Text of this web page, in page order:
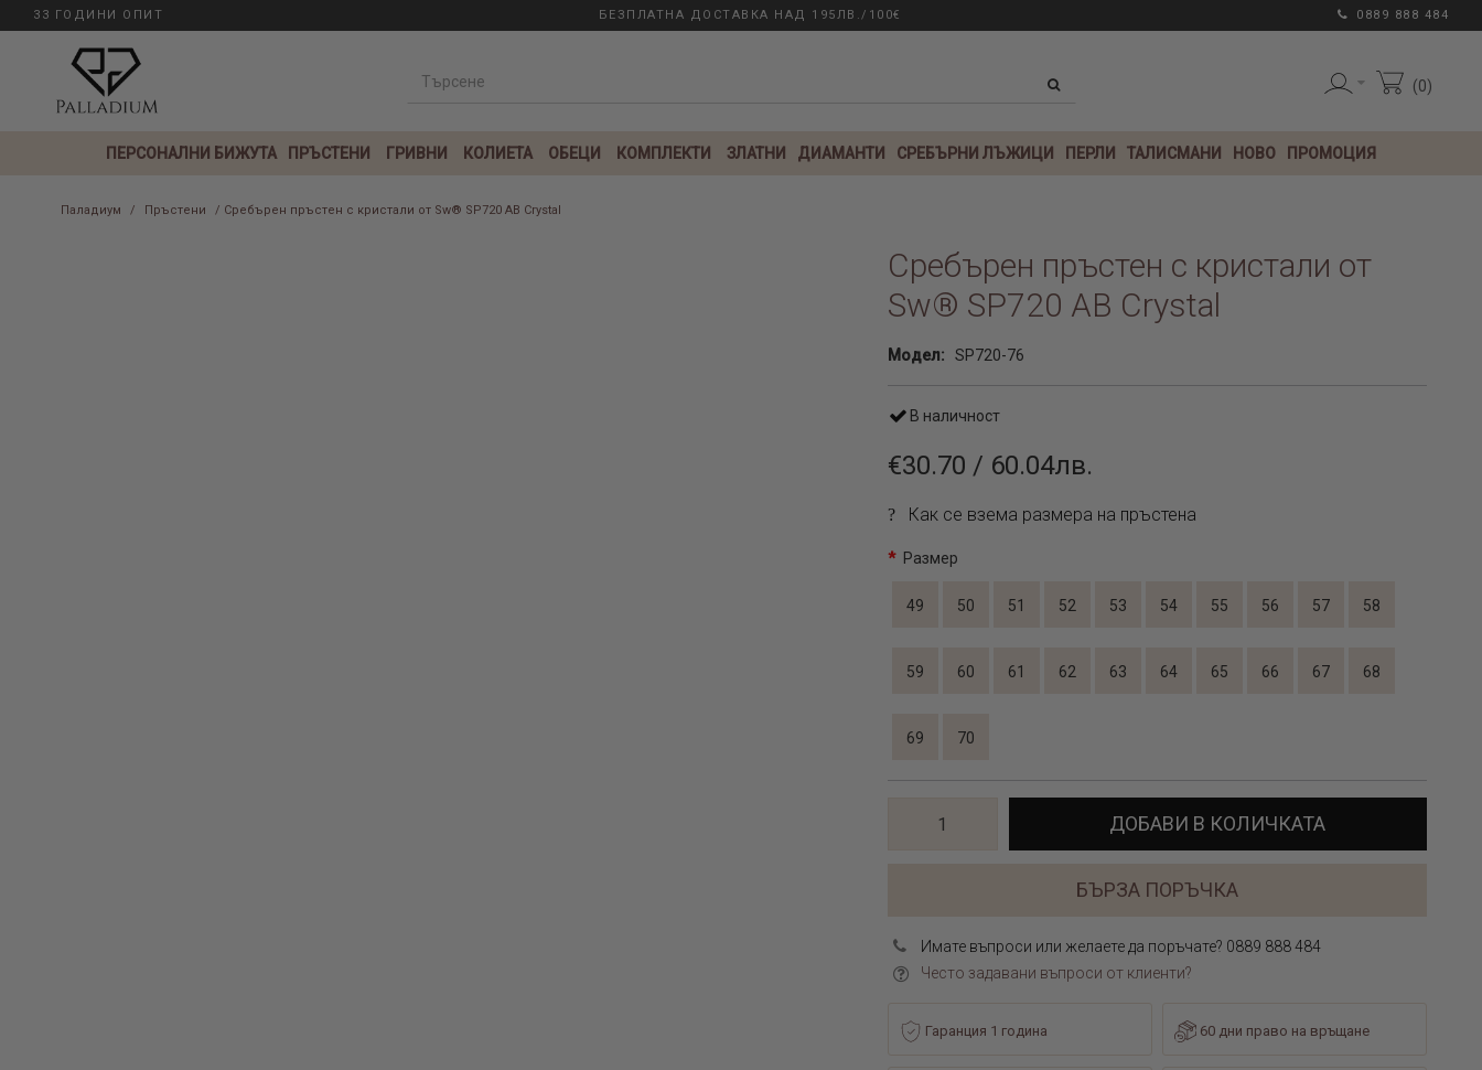
33 ГОДИНИ ОПИТ БЕЗПЛАТНА ДОСТАВКА НАД 195ЛВ./100€ 0889 888 484
0
ПЕРСОНАЛНИ БИЖУТА ПРЪСТЕНИ ГРИВНИ КОЛИЕТА ОБЕЦИ КОМПЛЕКТИ ЗЛАТНИ ДИАМАНТИ СРЕБЪРНИ ЛЪЖИЦИ ПЕРЛИ ТАЛИСМАНИ НОВО ПРОМОЦИЯ
Паладиум / Пръстени / Сребърен пръстен с кристали от Sw® SP720 AB Crystal
Сребърен пръстен с кристали от
Sw® SP720 AB Crystal
Модел: SP720-76
В наличност
€30.70 / 60.04лв.
Как се взема размера на пръстена
Размер
49 50 51 52 53 54 55 56 57 58
59 60 61 62 63 64 65 66 67 68
69 70
ДОБАВИ В КОЛИЧКАТА
БЪРЗА ПОРЪЧКА
Имате въпроси или желаете да поръчате? 0889 888 484
Често задавани въпроси от клиенти?
Гаранция 1 година 60 дни право на връщане